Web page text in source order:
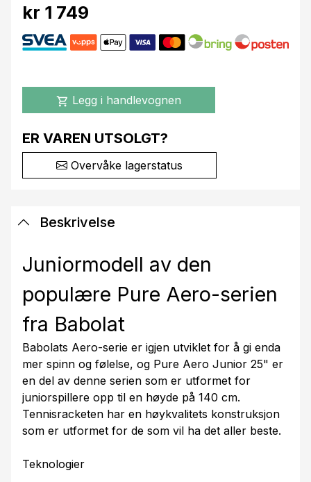
kr 1 749
shopping_cart Legg i handlevognen
ER VAREN UTSOLGT?
Overvåke lagerstatus
Beskrivelse
Juniormodell av den
populære Pure Aero-serien
fra Babolat
Babolats Aero-serie er igjen utviklet for å gi enda
mer spinn og følelse, og Pure Aero Junior 25" er
en del av denne serien som er utformet for
juniorspillere opp til en høyde på 140 cm.
Tennisracketen har en høykvalitets konstruksjon
som er utformet for de som vil ha det aller beste.
Teknologier